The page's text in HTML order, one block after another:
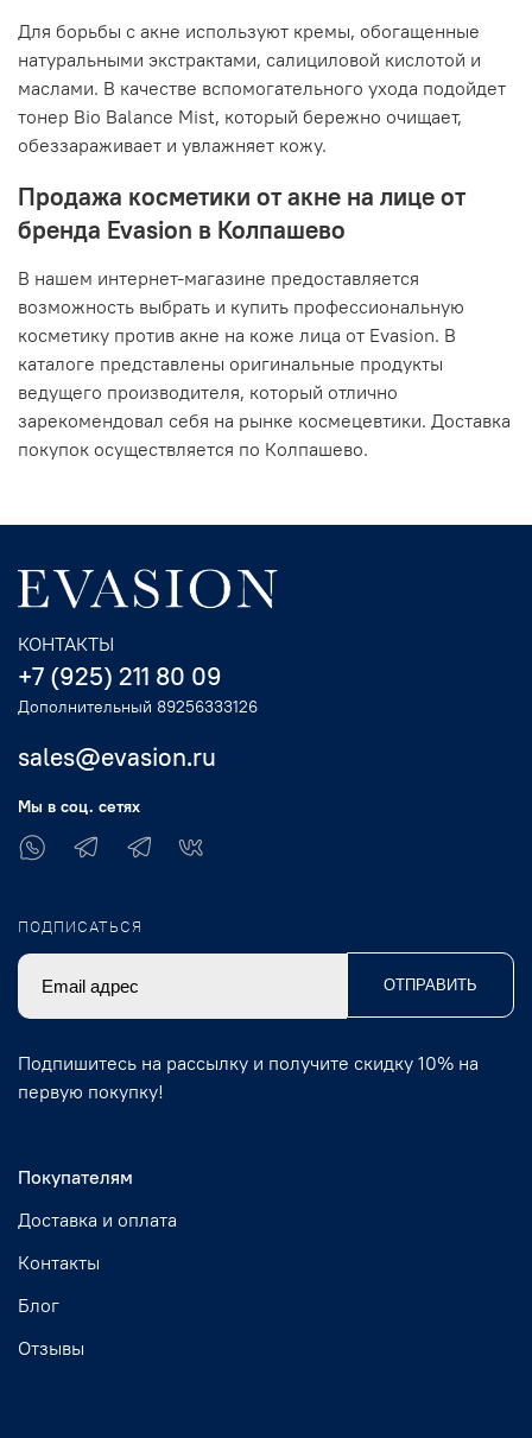
Для борьбы с акне используют кремы, обогащенные
натуральными экстрактами, салициловой кислотой и
маслами. В качестве вспомогательного ухода подойдет
тонер Bio Balance Mist, который бережно очищает,
обеззараживает и увлажняет кожу.
Продажа косметики от акне на лице от
бренда Evasion в Колпашево
В нашем интернет-магазине предоставляется
возможность выбрать и купить профессиональную
косметику против акне на коже лица от Evasion. В
каталоге представлены оригинальные продукты
ведущего производителя, который отлично
зарекомендовал себя на рынке космецевтики. Доставка
покупок осуществляется по Колпашево.
Покупателям
Доставка и оплата
Контакты
Блог
Отзывы
КОНТАКТЫ
+7 (925) 211 80 09
Дополнительный 89256333126
sales@evasion.ru
Мы в соц. сетях
ПОДПИСАТЬСЯ
ОТПРАВИТЬ
Подпишитесь на рассылку и получите скидку 10% на
первую покупку!